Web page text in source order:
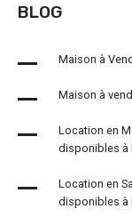
BLOG
Maison à
Maison à
Location en
disponibles à
Location en
disponibles à